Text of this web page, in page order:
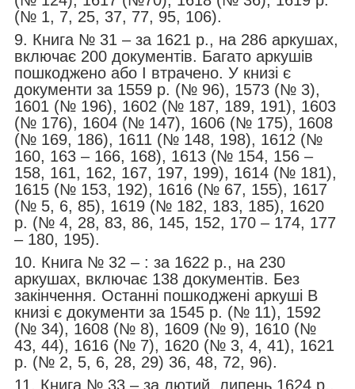
(№ 1, 7, 25, 37, 77, 95, 106).
9. Книга № 31 – за 1621 р., на 286 аркушах,
включає 200 документів. Багато аркушів
пошкоджено або І втрачено. У книзі є
документи за 1559 р. (№ 96), 1573 (№ 3),
1601 (№ 196), 1602 (№ 187, 189, 191), 1603
(№ 176), 1604 (№ 147), 1606 (№ 175), 1608
(№ 169, 186), 1611 (№ 148, 198), 1612 (№
160, 163 – 166, 168), 1613 (№ 154, 156 –
158, 161, 162, 167, 197, 199), 1614 (№ 181),
1615 (№ 153, 192), 1616 (№ 67, 155), 1617
(№ 5, 6, 85), 1619 (№ 182, 183, 185), 1620
р. (№ 4, 28, 83, 86, 145, 152, 170 – 174, 177
– 180, 195).
10. Книга № 32 – : за 1622 р., на 230
аркушах, включає 138 документів. Без
закінчення. Останні пошкоджені аркуші В
книзі є документи за 1545 р. (№ 11), 1592
(№ 34), 1608 (№ 8), 1609 (№ 9), 1610 (№
43, 44), 1616 (№ 7), 1620 (№ 3, 4, 41), 1621
р. (№ 2, 5, 6, 28, 29) 36, 48, 72, 96).
11. Книга № 33 – за лютий, липень 1624 р.,